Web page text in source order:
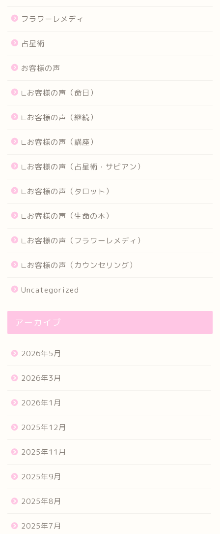
フラワーレメディ
占星術
お客様の声
∟お客様の声（命日）
∟お客様の声（継続）
∟お客様の声（講座）
∟お客様の声（占星術・サビアン）
∟お客様の声（タロット）
∟お客様の声（生命の木）
∟お客様の声（フラワーレメディ）
∟お客様の声（カウンセリング）
Uncategorized
アーカイブ
2026年5月
2026年3月
2026年1月
2025年12月
2025年11月
2025年9月
2025年8月
2025年7月